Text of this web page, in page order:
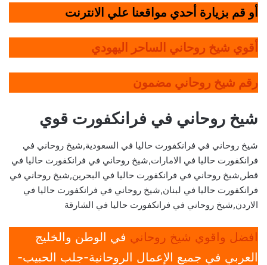
أو قم بزيارة أحدي مواقعنا علي الانترنت
أقوي شيخ روحاني الساحر اليهودي
رقم شيخ روحاني مضمون
شيخ روحاني في فرانكفورت قوي
شيخ روحاني في فرانكفورت حاليا في السعودية,شيخ روحاني في
فرانكفورت حاليا في الامارات,شيخ روحاني في فرانكفورت حاليا في
قطر,شيخ روحاني في فرانكفورت حاليا في البحرين,شيخ روحاني في
فرانكفورت حاليا في لبنان,شيخ روحاني في فرانكفورت حاليا في
الاردن,شيخ روحاني في فرانكفورت حاليا في الشارقة
افضل واقوي شيخ روحاني في الوطن والخليج
العربي في جميع الإعمال الروحانية-جلب الحبيب-